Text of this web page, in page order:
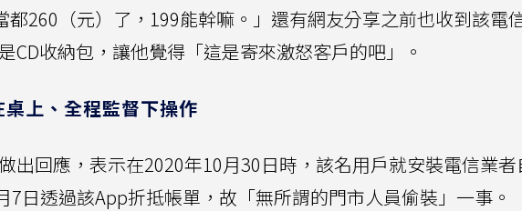
都260（元）了，199能幹嘛。」還有網友分享之前也收到該電
CD收納包，讓他覺得「這是寄來激怒客戶的吧」。
上、全程監督下操作
出回應，表示在2020年10月30日時，該名用戶就安裝電信業者
7日透過該App折抵帳單，故「無所謂的門市人員偷裝」一事。